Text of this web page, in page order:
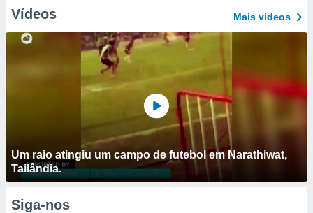
Vídeos Mais vídeos
Um raio atingiu um campo de futebol em Narathiwat,
Tailândia.
Siga-nos